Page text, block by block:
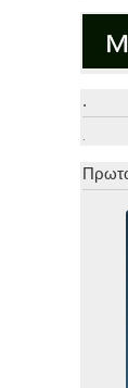
.
.